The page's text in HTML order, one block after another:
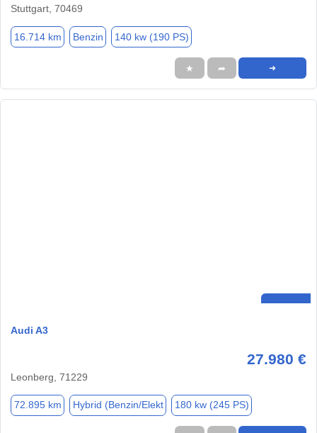
Stuttgart, 70469
16.714 km Benzin 140 kw (190 PS)
★ ➦ ➜
Audi A3
27.980 €
Leonberg, 71229
72.895 km Hybrid (Benzin/Elekt 180 kw (245 PS)